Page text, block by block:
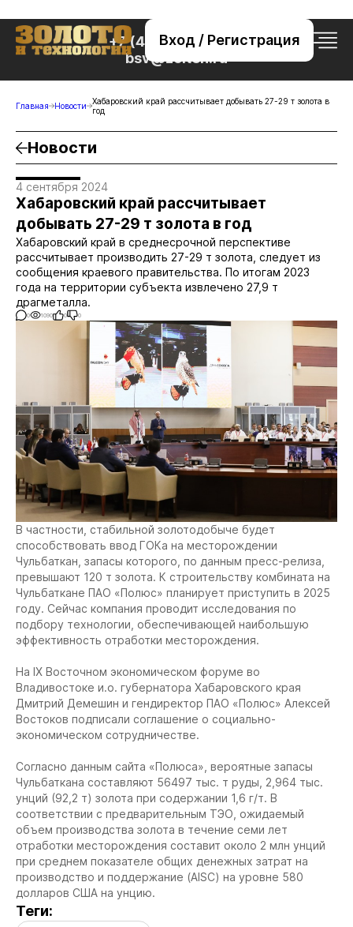
Вход / Регистрация
+7 (495) 221-76-32
bsv@zolteh.ru
Главная Новости
Хабаровский край рассчитывает добывать 27-29 т золота в
год
Новости
4 сентября 2024
Хабаровский край рассчитывает
добывать 27-29 т золота в год
Хабаровский край в среднесрочной перспективе
рассчитывает производить 27-29 т золота, следует из
сообщения краевого правительства. По итогам 2023
года на территории субъекта извлечено 27,9 т
драгметалла.
0 1090 0 0
В частности, стабильной золотодобыче будет
способствовать ввод ГОКа на месторождении
Чульбаткан, запасы которого, по данным пресс-релиза,
превышают 120 т золота. К строительству комбината на
Чульбаткане ПАО «Полюс» планирует приступить в 2025
году. Сейчас компания проводит исследования по
подбору технологии, обеспечивающей наибольшую
эффективность отработки месторождения.
На IX Восточном экономическом форуме во
Владивостоке и.о. губернатора Хабаровского края
Дмитрий Демешин и гендиректор ПАО «Полюс» Алексей
Востоков подписали соглашение о социально-
экономическом сотрудничестве.
Согласно данным сайта «Полюса», вероятные запасы
Чульбаткана составляют 56497 тыс. т руды, 2,964 тыс.
унций (92,2 т) золота при содержании 1,6 г/т. В
соответствии с предварительным ТЭО, ожидаемый
объем производства золота в течение семи лет
отработки месторождения составит около 2 млн унций
при среднем показателе общих денежных затрат на
производство и поддержание (AISC) на уровне 580
долларов США на унцию.
Теги: